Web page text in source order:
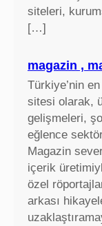
siteleri,
[…]
magazin ,
Türkiye’nin
sitesi olarak,
gelişmeleri,
eğlence
Magazin
içerik
özel
arkası